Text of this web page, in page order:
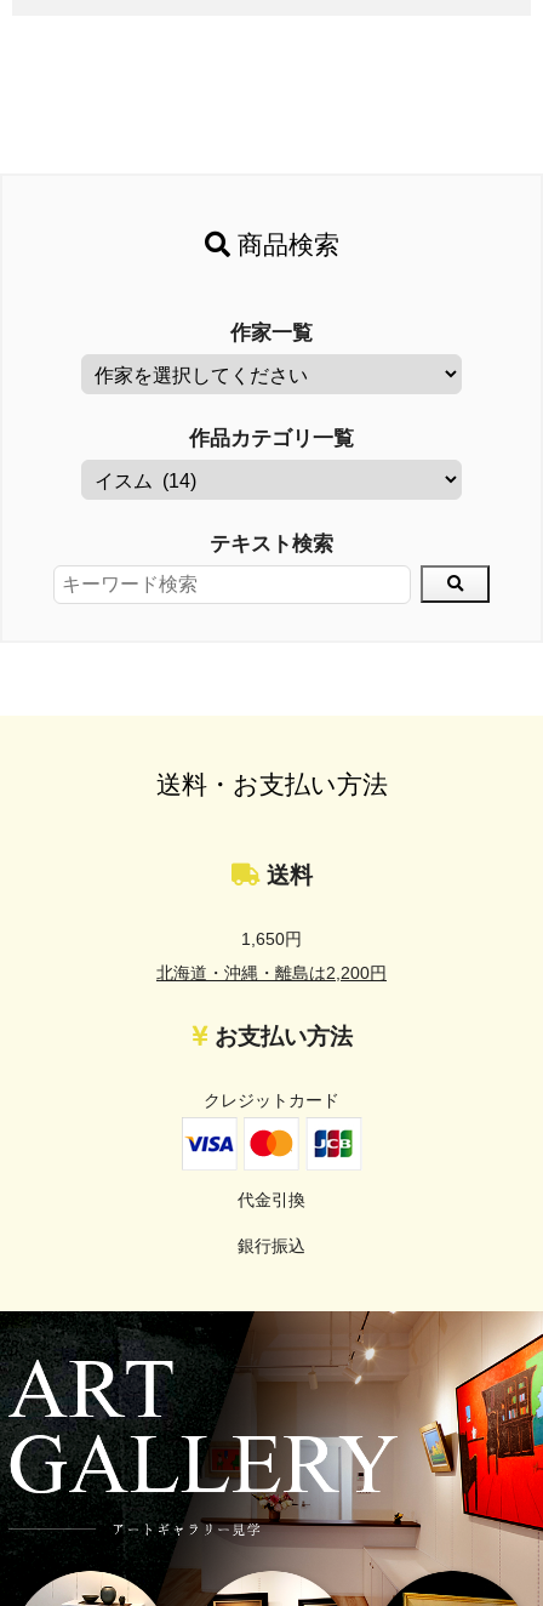
商品検索
作家一覧
作品カテゴリ一覧
テキスト検索
送料・お支払い方法
送料
1,650円
北海道・沖縄・離島は2,200円
お支払い方法
クレジットカード
代金引換
銀行振込